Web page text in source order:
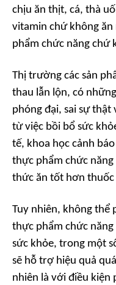
chịu ăn thịt, cá, thà
vitamin chứ không
phẩm chức năng chứ
Thị trường các sản
thau lẫn lộn, có
phóng đại, sai sự thật
từ việc bồi bổ sức
tế, khoa học cảnh
thực phẩm chức
thức ăn tốt hơn
Tuy nhiên, không thể
thực phẩm chức năng
sức khỏe, trong một
sẽ hỗ trợ hiệu quả
nhiên là với điều kiện